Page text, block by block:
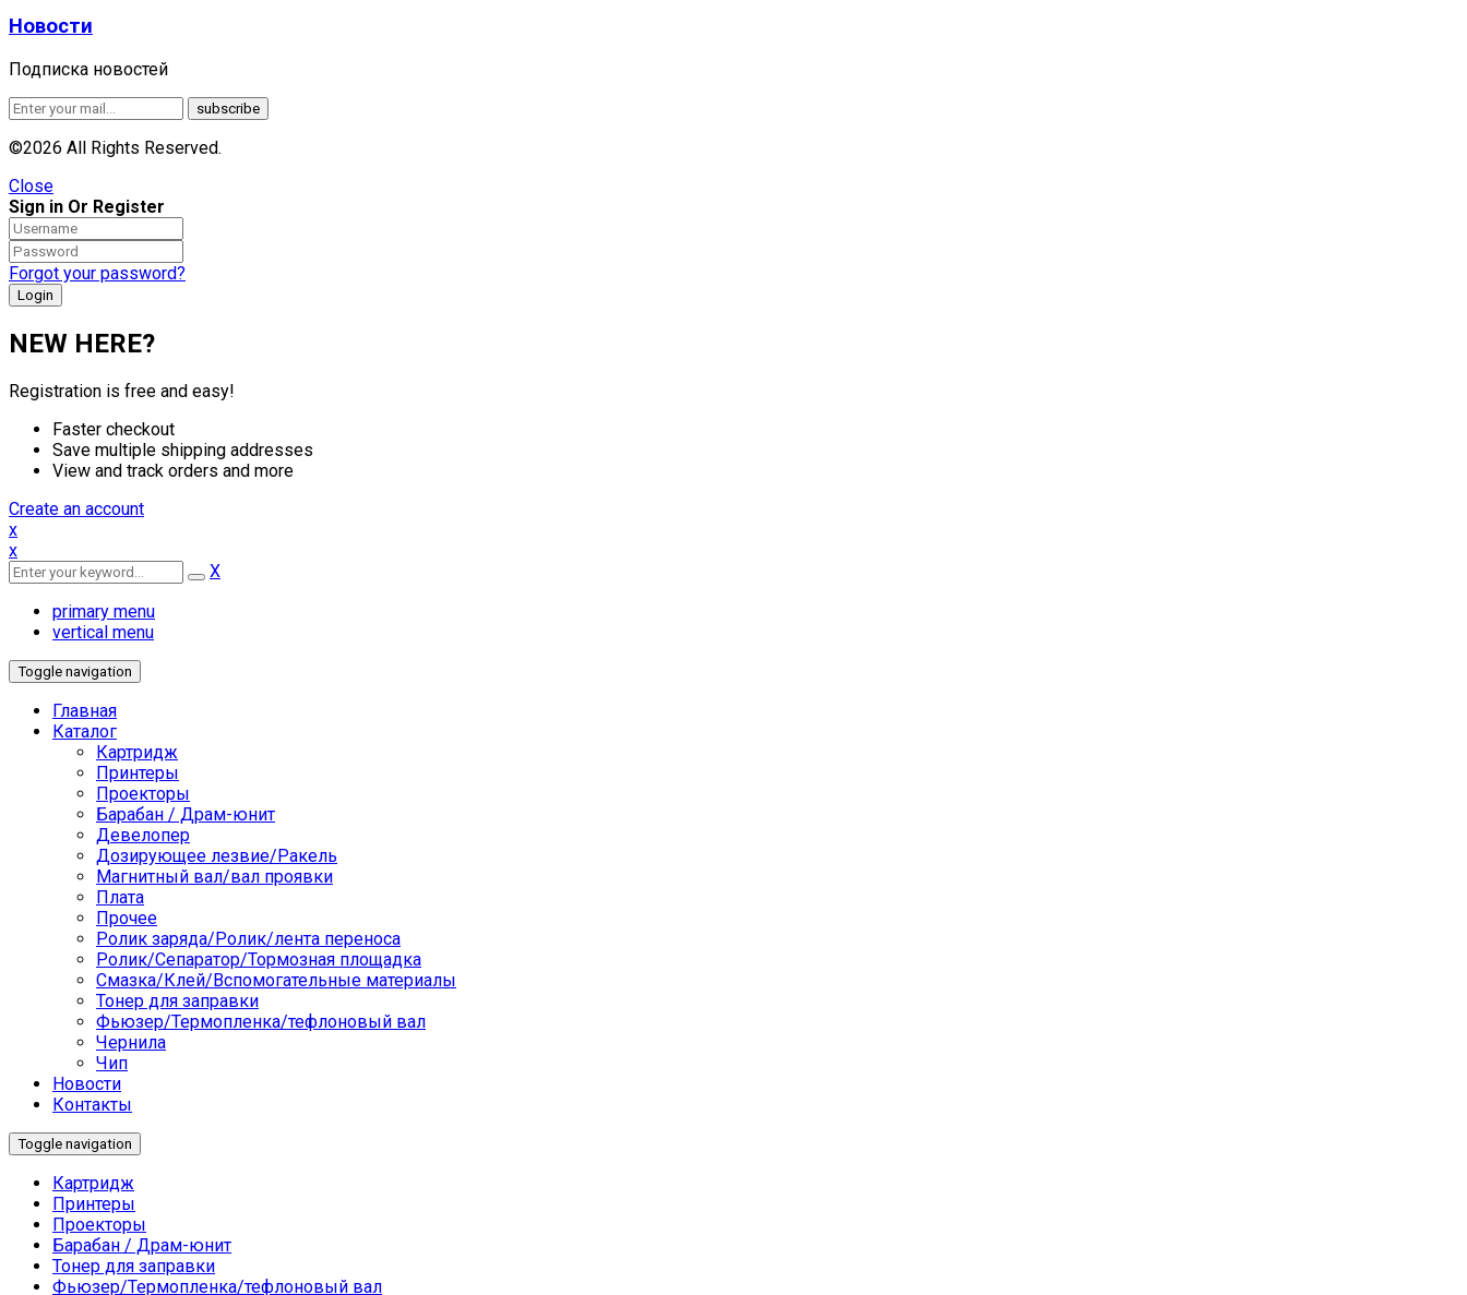
Новости
Подписка новостей
©2026 All Rights Reserved.
Close
Sign in Or Register
Forgot your password?
NEW HERE?
Registration is free and easy!
Faster checkout
Save multiple shipping addresses
View and track orders and more
Create an account
x
x
X
primary menu
vertical menu
Toggle navigation
Главная
Каталог
Картридж
Принтеры
Проекторы
Барабан / Драм-юнит
Девелопер
Дозирующее лезвие/Ракель
Магнитный вал/вал проявки
Плата
Прочее
Ролик заряда/Ролик/лента переноса
Ролик/Сепаратор/Тормозная площадка
Смазка/Клей/Вспомогательные материалы
Тонер для заправки
Фьюзер/Термопленка/тефлоновый вал
Чернила
Чип
Новости
Контакты
Toggle navigation
Картридж
Принтеры
Проекторы
Барабан / Драм-юнит
Тонер для заправки
Фьюзер/Термопленка/тефлоновый вал